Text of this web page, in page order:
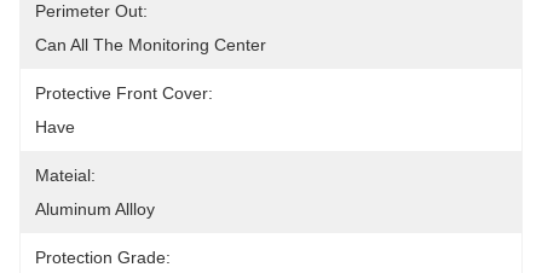
Perimeter Out:
Can All The Monitoring Center
Protective Front Cover:
Have
Mateial:
Aluminum Allloy
Protection Grade: